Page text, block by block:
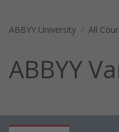
ABBYY University All
ABBYY